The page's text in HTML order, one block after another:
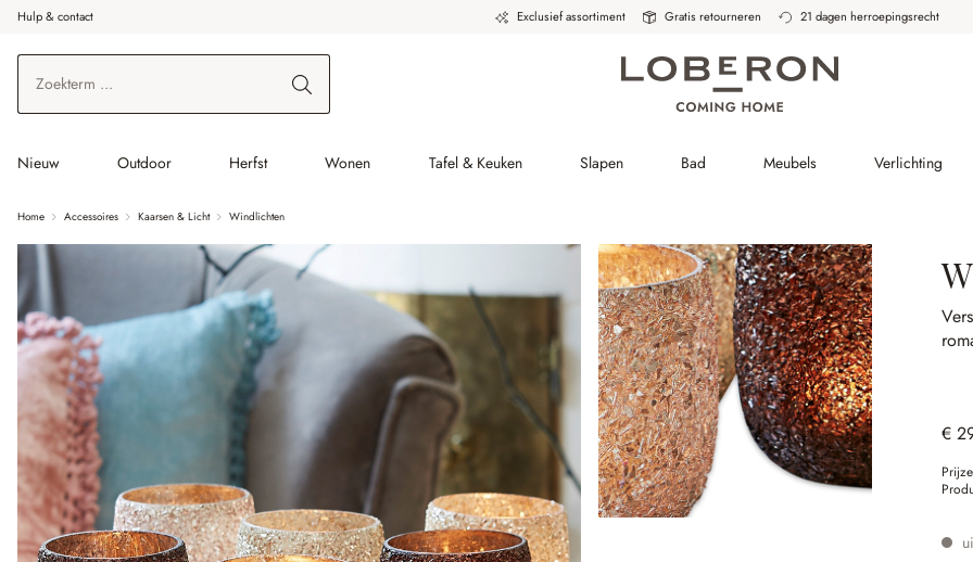
de hoofdinhoud
Ga naar zoeken
Ga naar de hoofdnavigatie
Hulp & contact Exclusief assortiment Gratis retourneren 21 dagen herroepingsrecht
Nieuw Outdoor Herfst Wonen Tafel & Keuken Slapen Bad Meubels Verlichting
Home Accessoires Kaarsen & Licht Windlichten
€